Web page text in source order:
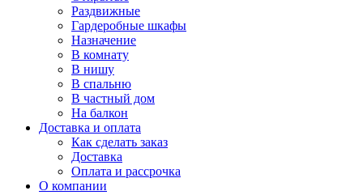
Раздвижные
Гардеробные шкафы
Назначение
В комнату
В нишу
В спальню
В частный дом
На балкон
Доставка и оплата
Как сделать заказ
Доставка
Оплата и рассрочка
О компании